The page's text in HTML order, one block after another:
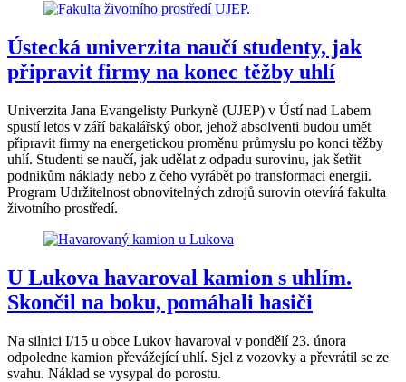
Ústecká univerzita naučí studenty, jak
připravit firmy na konec těžby uhlí
Univerzita Jana Evangelisty Purkyně (UJEP) v Ústí nad Labem
spustí letos v září bakalářský obor, jehož absolventi budou umět
připravit firmy na energetickou proměnu průmyslu po konci těžby
uhlí. Studenti se naučí, jak udělat z odpadu surovinu, jak šetřit
podnikům náklady nebo z čeho vyrábět po transformaci energii.
Program Udržitelnost obnovitelných zdrojů surovin otevírá fakulta
životního prostředí.
U Lukova havaroval kamion s uhlím.
Skončil na boku, pomáhali hasiči
Na silnici I/15 u obce Lukov havaroval v pondělí 23. února
odpoledne kamion převážející uhlí. Sjel z vozovky a převrátil se ze
svahu. Náklad se vysypal do porostu.